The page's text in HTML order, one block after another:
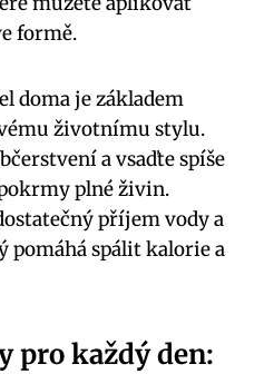
formě.
doma je základem
životnímu stylu.
a vsaďte spíše
plné živin.
příjem vody a
pomáhá spálit kalorie a
pro každý den: